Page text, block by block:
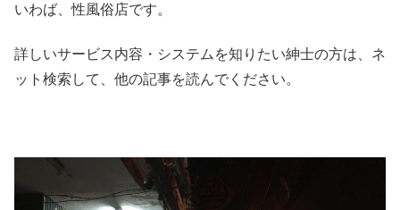
いわば、性風俗店です。
詳しいサービス内容・システムを知りたい紳士の方は、ネ
ット検索して、他の記事を読んでください。